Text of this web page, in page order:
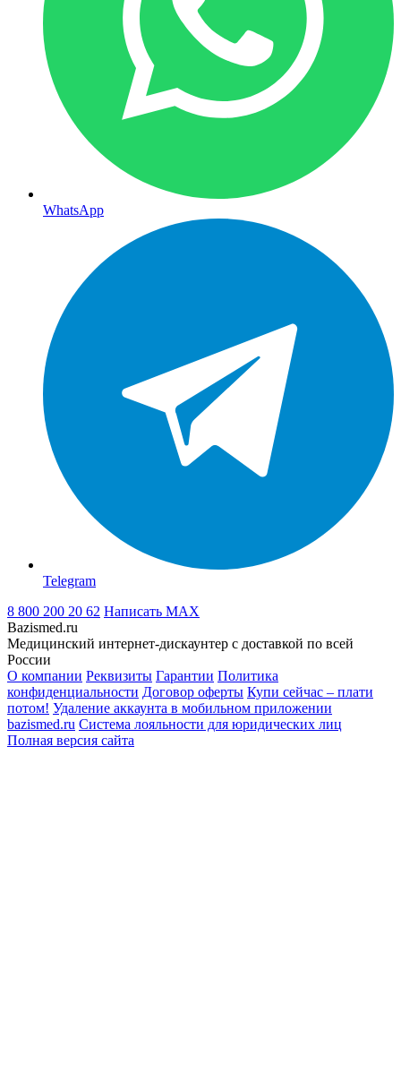
WhatsApp
Telegram
8 800 200 20 62 Написать MAX
Bazismed.ru
Медицинский интернет-дискаунтер с доставкой по всей
России
О компании Реквизиты Гарантии Политика
конфиденциальности Договор оферты Купи сейчас – плати
потом! Удаление аккаунта в мобильном приложении
bazismed.ru Система лояльности для юридических лиц
Полная версия сайта